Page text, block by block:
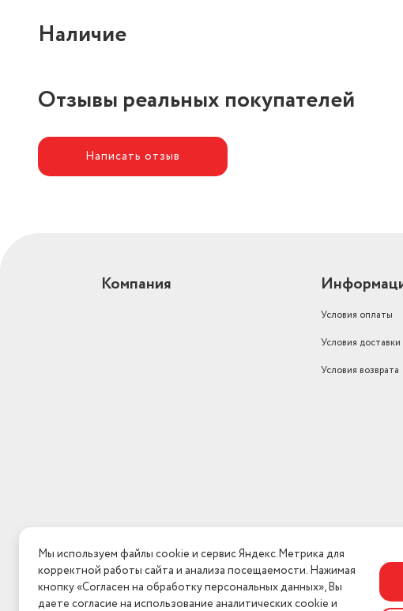
Наличие
Отзывы реальных покупателей
Написать отзыв
Компания
Условия оплаты
Условия доставки
Условия возврата
Мы используем файлы cookie и сервис Яндекс.Метрика для
корректной работы сайта и анализа посещаемости. Нажимая
кнопку «Согласен на обработку персональных данных», Вы
даете согласие на использование аналитических cookie и